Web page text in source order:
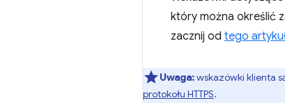
który można określić
zacznij od tego
Uwaga:wskazówki klienta
protokołu HTTPS.